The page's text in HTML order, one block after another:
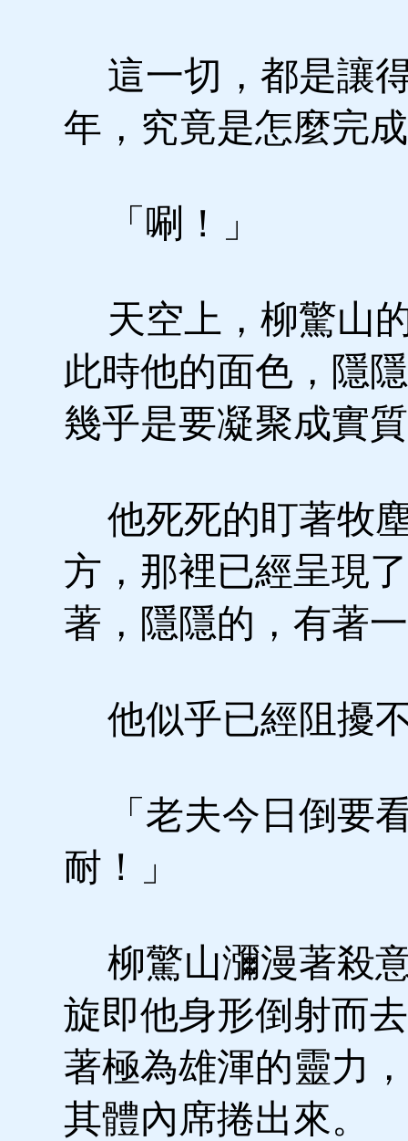
這一切，都是讓
年，究竟是怎麼完
「唰！」
天空上，柳驚山
此時他的面色，隱
幾乎是要凝聚成實
他死死的盯著牧
方，那裡已經呈現
著，隱隱的，有著
他似乎已經阻擾
「老夫今日倒要
耐！」
柳驚山瀰漫著殺
旋即他身形倒射而
著極為雄渾的靈力
其體內席捲出來。